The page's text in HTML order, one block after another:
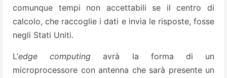
comunque tempi non accettabili se il centro di
calcolo, che raccoglie i dati e invia le risposte, fosse
negli Stati Uniti.
L’edge computing avrà la forma di un
microprocessore con antenna che sarà presente un